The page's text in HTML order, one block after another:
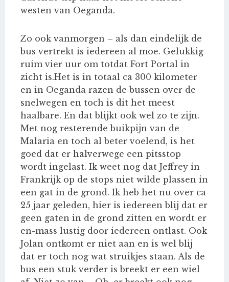
westen van Oeganda.
Zo ook vanmorgen – als dan eindelijk de
bus vertrekt is iedereen al moe. Gelukkig
ruim vier uur om totdat Fort Portal in
zicht is.Het is in totaal ca 300 kilometer
en in Oeganda razen de bussen over de
snelwegen en toch is dit het meest
haalbare. En dat blijkt ook wel zo te zijn.
Met nog resterende buikpijn van de
Malaria en toch al beter voelend, is het
goed dat er halverwege een pitsstop
wordt ingelast. Ik weet nog dat Jeffrey in
Frankrijk op de stops niet wilde plassen in
een gat in de grond. Ik heb het nu over ca
25 jaar geleden, hier is iedereen blij dat er
geen gaten in de grond zitten en wordt er
en-mass lustig door iedereen ontlast. Ook
Jolan ontkomt er niet aan en is wel blij
dat er toch nog wat struikjes staan. Als de
bus een stuk verder is breekt er een wiel